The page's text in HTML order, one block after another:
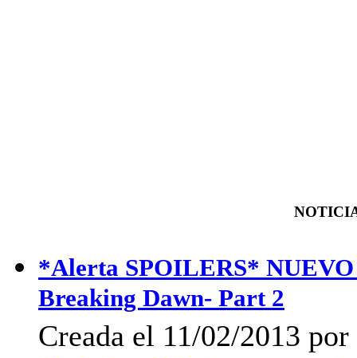
*Alerta SPOILERS*
Breaking Dawn- Part 2
Creada el 11/02/2013